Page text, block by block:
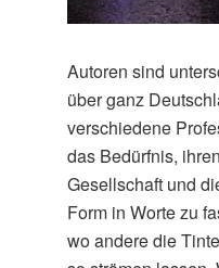
Autoren sind
über ganz
verschiedene
das Bedürfnis,
Gesellschaft und
Form in Worte zu
wo andere die